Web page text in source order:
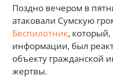
Поздно вечером в
атаковали Сумскую
Беспилотник,
информации, был
объекту гражданской
жертвы.